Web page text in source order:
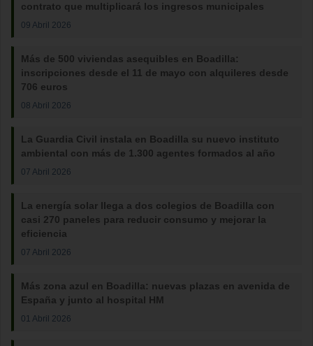
contrato que multiplicará los ingresos municipales
09 Abril 2026
Más de 500 viviendas asequibles en Boadilla:
inscripciones desde el 11 de mayo con alquileres desde
706 euros
08 Abril 2026
La Guardia Civil instala en Boadilla su nuevo instituto
ambiental con más de 1.300 agentes formados al año
07 Abril 2026
La energía solar llega a dos colegios de Boadilla con
casi 270 paneles para reducir consumo y mejorar la
eficiencia
07 Abril 2026
Más zona azul en Boadilla: nuevas plazas en avenida de
España y junto al hospital HM
01 Abril 2026